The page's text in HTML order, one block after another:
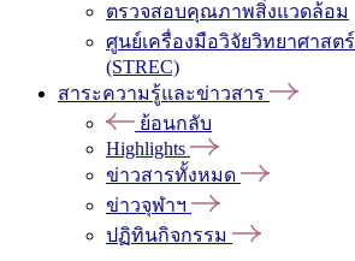
ตรวจสอบคุณภาพสิ่งแวดล้อม
ศูนย์เครื่องมือวิจัยวิทยาศาสต
(STREC)
สาระความรู้และข่าวสาร
ย้อนกลับ
Highlights
ข่าวสารทั้งหมด
ข่าวจุฬาฯ
ปฏิทินกิจกรรม